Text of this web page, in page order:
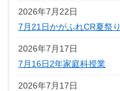
2026年7月22日
7月21日かがふれCR夏祭り
2026年7月17日
7月16日2年家庭科授業
2026年7月17日